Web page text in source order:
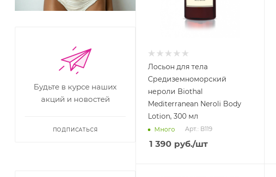
Лосьон для тела
Средиземноморский
нероли Biothal
Mediterranean Neroli Body
Lotion, 300 мл
Много Арт.: B119
1 390 руб./шт
Будьте в курсе наших
акций и новостей
ПОДПИСАТЬСЯ